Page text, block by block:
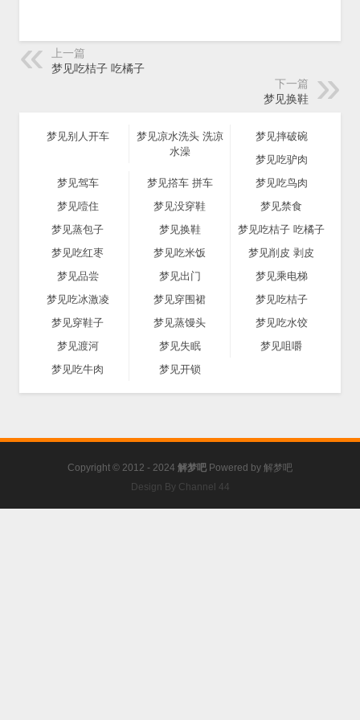
上一篇
梦见吃桔子 吃橘子
下一篇
梦见换鞋
梦见别人开车
梦见凉水洗头 洗凉
水澡
梦见摔破碗
梦见吃驴肉
梦见驾车
梦见撘车 拼车
梦见吃鸟肉
梦见噎住
梦见没穿鞋
梦见禁食
梦见蒸包子
梦见换鞋
梦见吃桔子 吃橘子
梦见吃红枣
梦见吃米饭
梦见削皮 剥皮
梦见品尝
梦见出门
梦见乘电梯
梦见吃冰激凌
梦见穿围裙
梦见吃桔子
梦见穿鞋子
梦见蒸馒头
梦见吃水饺
梦见渡河
梦见失眠
梦见咀嚼
梦见吃牛肉
梦见开锁
Copyright © 2012 - 2024 解梦吧 Powered by 解梦吧
Design By Channel 44